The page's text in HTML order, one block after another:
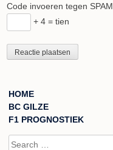
Code invoeren tegen SPAM
+ 4 = tien
HOME
BC GILZE
F1 PROGNOSTIEK
Search for: